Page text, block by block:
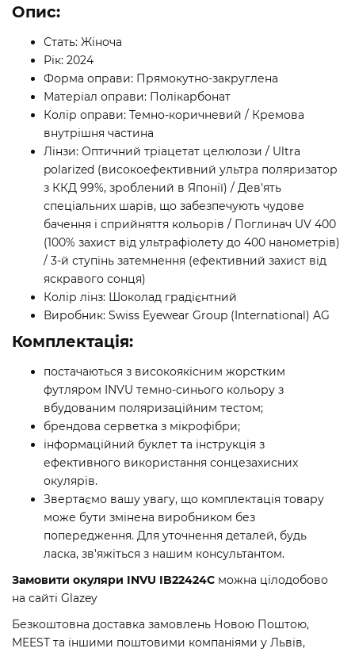
Опис:
Стать: Жіноча
Рік: 2024
Форма оправи: Прямокутно-закруглена
Матеріал оправи: Полікарбонат
Колір оправи: Темно-коричневий / Кремова
внутрішня частина
Лінзи: Оптичний тріацетат целюлози / Ultra
polarized (високоефективний ультра поляризатор
з ККД 99%, зроблений в Японії) / Дев'ять
спеціальних шарів, що забезпечують чудове
бачення і сприйняття кольорів / Поглинач UV 400
(100% захист від ультрафіолету до 400 нанометрів)
/ 3-й ступінь затемнення (ефективний захист від
яскравого сонця)
Колір лінз: Шоколад градієнтний
Виробник: Swiss Eyewear Group (International) AG
Комплектація:
постачаються з високоякісним жорстким
футляром INVU темно-синього кольору з
вбудованим поляризаційним тестом;
брендова серветка з мікрофібри;
інформаційний буклет та інструкція з
ефективного використання сонцезахисних
окулярів.
Звертаємо вашу увагу, що комплектація товару
може бути змінена виробником без
попередження. Для уточнення деталей, будь
ласка, зв'яжіться з нашим консультантом.
Замовити окуляри INVU IB22424C можна цілодобово
на сайті Glazey
Безкоштовна доставка замовлень Новою Поштою,
MEEST та іншими поштовими компаніями у Львів,